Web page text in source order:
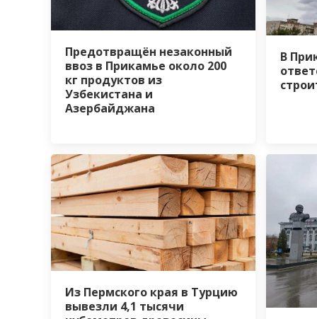
Предотвращён незаконный
ввоз в Прикамье около 200
кг продуктов из
Узбекистана и
Азербайджана
В
Из Пермского края в Турцию
вывезли 4,1 тысячи